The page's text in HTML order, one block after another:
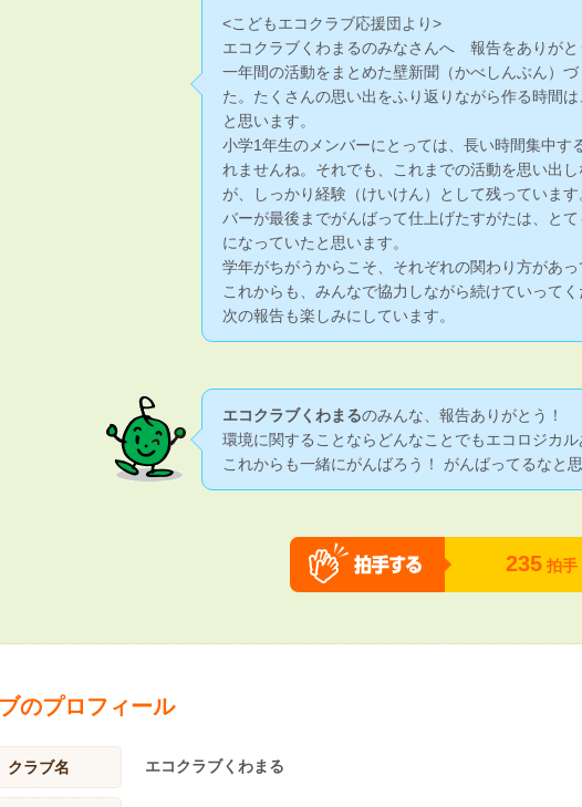
<こどもエコクラブ応援団より>
エコクラブくわまるのみなさんへ 報告をありがと
一年間の活動をまとめた壁新聞（かべしんぶん）
た。たくさんの思い出をふり返りながら作る時間
と思います。
小学1年生のメンバーにとっては、長い時間集中す
れませんね。それでも、これまでの活動を思い出
が、しっかり経験（けいけん）として残っていま
バーが最後までがんばって仕上げたすがたは、と
になっていたと思います。
学年がちがうからこそ、それぞれの関わり方があっ
これからも、みんなで協力しながら続けていってく
次の報告も楽しみにしています。
エコクラブくわまるのみんな、報告ありがとう！
環境に関することならどんなことでもエコロジカル
これからも一緒にがんばろう！ がんばってるなと
235 拍手
のプロフィール
クラブ名 エコクラブくわまる